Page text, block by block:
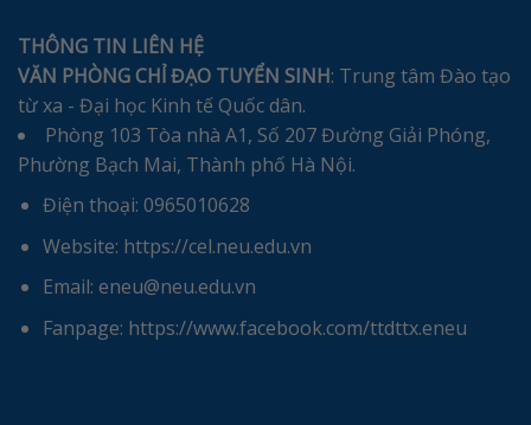
THÔNG TIN LIÊN HỆ
VĂN PHÒNG CHỈ ĐẠO TUYỂN SINH: Trung tâm Đào tạo
từ xa - Đại học Kinh tế Quốc dân.
Phòng 103 Tòa nhà A1, Số 207 Đường Giải Phóng,
Phường Bạch Mai, Thành phố Hà Nội.
Điện thoại: 0965010628
Website: https://cel.neu.edu.vn
Email: eneu@neu.edu.vn
Fanpage: https://www.facebook.com/ttdttx.eneu